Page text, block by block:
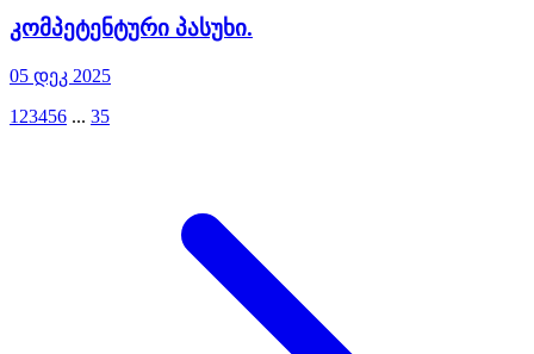
კომპეტენტური პასუხი.
05 დეკ 2025
1 23456 ... 35